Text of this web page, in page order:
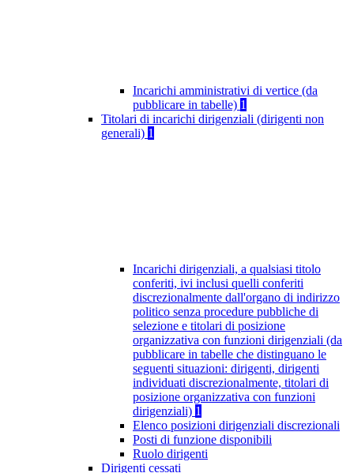
Incarichi amministrativi di vertice (da
pubblicare in tabelle) 1
Titolari di incarichi dirigenziali (dirigenti non
generali) 1
Incarichi dirigenziali, a qualsiasi titolo
conferiti, ivi inclusi quelli conferiti
discrezionalmente dall'organo di indirizzo
politico senza procedure pubbliche di
selezione e titolari di posizione
organizzativa con funzioni dirigenziali (da
pubblicare in tabelle che distinguano le
seguenti situazioni: dirigenti, dirigenti
individuati discrezionalmente, titolari di
posizione organizzativa con funzioni
dirigenziali) 1
Elenco posizioni dirigenziali discrezionali
Posti di funzione disponibili
Ruolo dirigenti
Dirigenti cessati